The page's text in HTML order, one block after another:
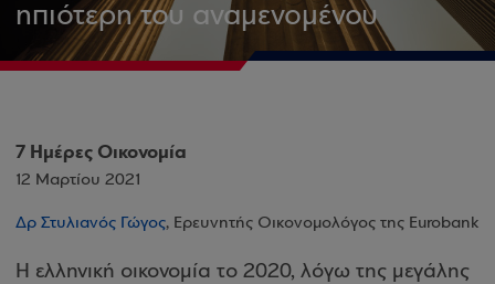
ηπιότερη του αναμενομένου
7 Ημέρες Οικονομία
12 Μαρτίου 2021
Δρ Στυλιανός Γώγος, Ερευνητής Οικονομολόγος της Eurobank
H ελληνική οικονομία το 2020, λόγω της μεγάλης